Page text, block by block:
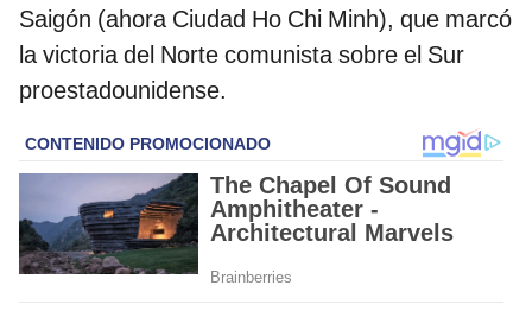
Saigón (ahora Ciudad Ho Chi Minh), que marcó
la victoria del Norte comunista sobre el Sur
proestadounidense.